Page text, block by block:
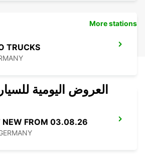
TRUCKS
NEW FROM 03.08.26
More stations
العروض اليومية